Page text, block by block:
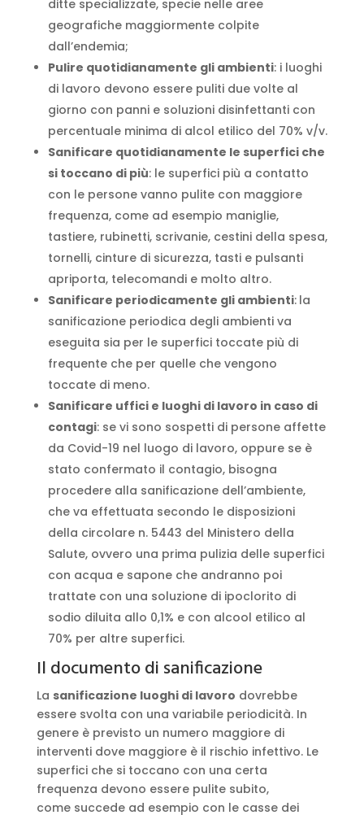
ditte specializzate, specie nelle aree
geografiche maggiormente colpite
dall’endemia;
Pulire quotidianamente gli ambienti: i luoghi
di lavoro devono essere puliti due volte al
giorno con panni e soluzioni disinfettanti con
percentuale minima di alcol etilico del 70% v/v.
Sanificare quotidianamente le superfici che
si toccano di più: le superfici più a contatto
con le persone vanno pulite con maggiore
frequenza, come ad esempio maniglie,
tastiere, rubinetti, scrivanie, cestini della spesa,
tornelli, cinture di sicurezza, tasti e pulsanti
apriporta, telecomandi e molto altro.
Sanificare periodicamente gli ambienti: la
sanificazione periodica degli ambienti va
eseguita sia per le superfici toccate più di
frequente che per quelle che vengono
toccate di meno.
Sanificare uffici e luoghi di lavoro in caso di
contagi: se vi sono sospetti di persone affette
da Covid-19 nel luogo di lavoro, oppure se è
stato confermato il contagio, bisogna
procedere alla sanificazione dell’ambiente,
che va effettuata secondo le disposizioni
della circolare n. 5443 del Ministero della
Salute, ovvero una prima pulizia delle superfici
con acqua e sapone che andranno poi
trattate con una soluzione di ipoclorito di
sodio diluita allo 0,1% e con alcool etilico al
70% per altre superfici.
Il documento di sanificazione
La sanificazione luoghi di lavoro dovrebbe
essere svolta con una variabile periodicità. In
genere è previsto un numero maggiore di
interventi dove maggiore è il rischio infettivo. Le
superfici che si toccano con una certa
frequenza devono essere pulite subito,
come succede ad esempio con le casse dei